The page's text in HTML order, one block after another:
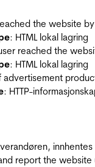
the website
: HTML lokal lagring
reached the
: HTML lokal lagring
: HTTP-
report the